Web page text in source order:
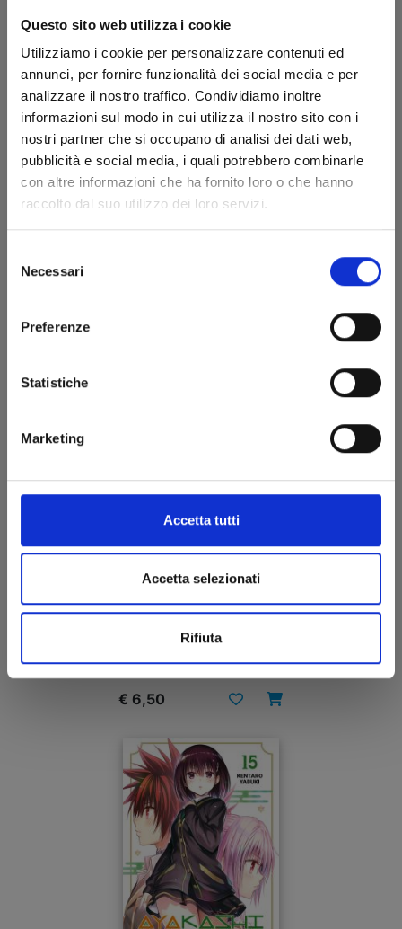
Questo sito web utilizza i cookie
Utilizziamo i cookie per personalizzare contenuti ed
annunci, per fornire funzionalità dei social media e per
analizzare il nostro traffico. Condividiamo inoltre
informazioni sul modo in cui utilizza il nostro sito con i
nostri partner che si occupano di analisi dei dati web,
pubblicità e social media, i quali potrebbero combinarle
con altre informazioni che ha fornito loro o che hanno
raccolto dal suo utilizzo dei loro servizi.
delNecessari
Preferenze
Statistiche
Marketing
Accetta tutti
Accetta selezionati
Rifiuta
RURIDRAGON n. 2
€ 6,50